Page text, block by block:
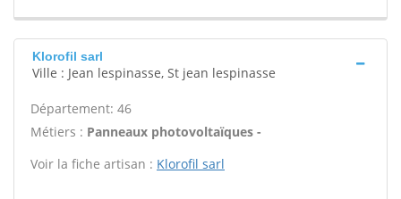
Klorofil sarl
Ville : Jean lespinasse, St jean lespinasse
Département: 46
Métiers : Panneaux photovoltaïques -
Voir la fiche artisan : Klorofil sarl